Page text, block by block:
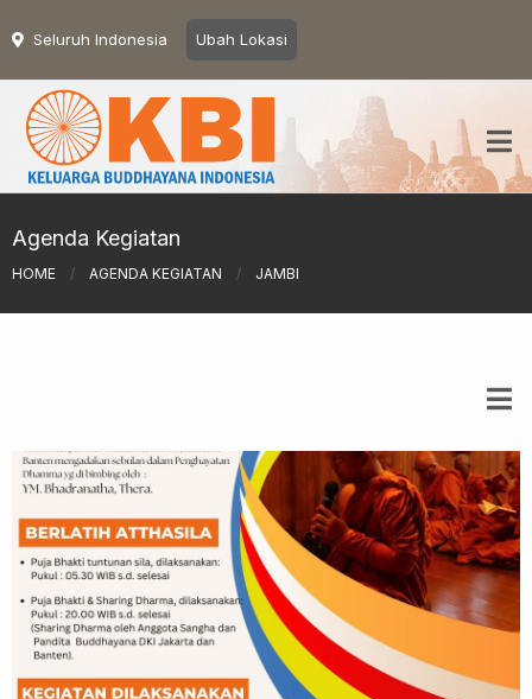
Seluruh Indonesia Ubah Lokasi
Agenda Kegiatan
HOME / AGENDA KEGIATAN / JAMBI